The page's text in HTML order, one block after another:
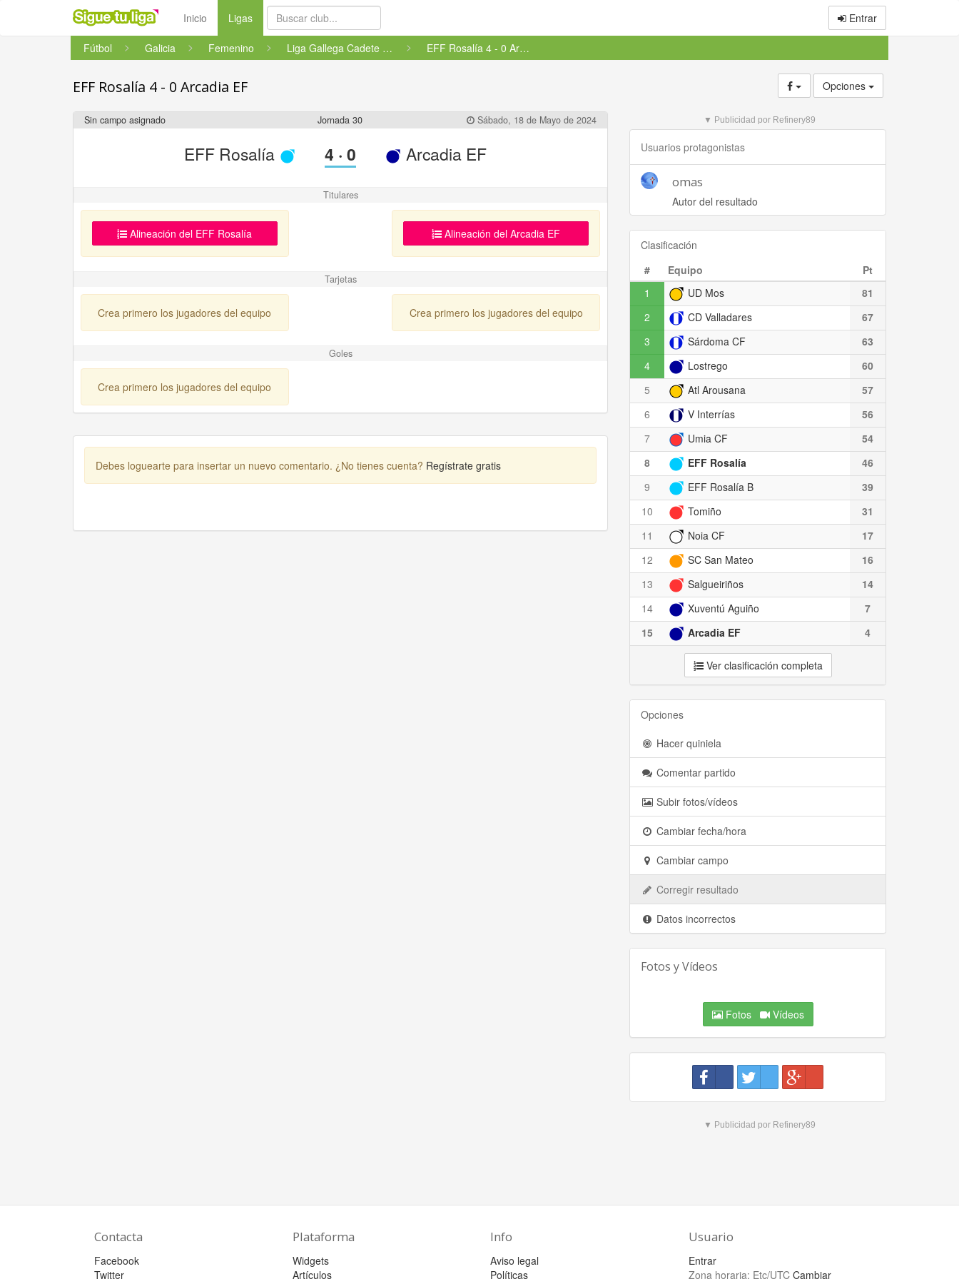
Inicio Ligas(current) Entrar
Fútbol Galicia Femenino Liga Gallega Cadete Femenino -... EFF Rosalía 4 - 0 Arcadia EF
EFF Rosalía 4 - 0 Arcadia EF Opciones
Sin campo asignado Jornada 30 Sábado, 18 de Mayo de 2024
EFF Rosalía 4 · 0 Arcadia EF
Titulares
Alineación del EFF Rosalía Alineación del Arcadia EF
Tarjetas
Crea primero los jugadores del equipo Crea primero los jugadores del equipo
Goles
Crea primero los jugadores del equipo
Debes loguearte para insertar un nuevo comentario. ¿No tienes cuenta? Regístrate gratis
▼ Publicidad por Refinery89
Usuarios protagonistas
omas
Autor del resultado
Clasificación
#
Equipo
Pt
1
UD Mos
81
2
CD Valladares
67
3
Sárdoma CF
63
4
Lostrego
60
5
Atl Arousana
57
6
V Interrías
56
7
Umia CF
54
8
EFF Rosalía
46
9
EFF Rosalía B
39
10
Tomiño
31
11
Noia CF
17
12
SC San Mateo
16
13
Salgueiriños
14
14
Xuventú Aguiño
7
15
Arcadia EF 4
Ver clasificación completa
Opciones
Hacer quiniela
Comentar partido
Subir fotos/vídeos
Cambiar fecha/hora
Cambiar campo
Corregir resultado
Datos incorrectos
Fotos y Vídeos
Fotos Vídeos
▼ Publicidad por Refinery89
Contacta
Facebook
Twitter
Plataforma
Widgets
Artículos
Info
Aviso legal
Políticas
Usuario
Entrar
Zona horaria: Etc/UTC Cambiar